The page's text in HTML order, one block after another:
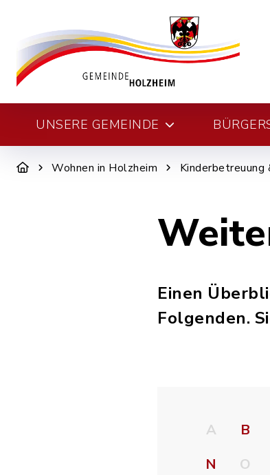
UNSERE GEMEINDE
Wohnen in Holzheim Kinderbetreuung
Einen
Folgenden.
A B
N
O